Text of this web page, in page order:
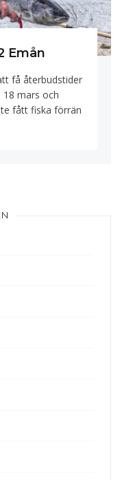
Emån
få återbudstider
18 mars och
fått fiska förrän